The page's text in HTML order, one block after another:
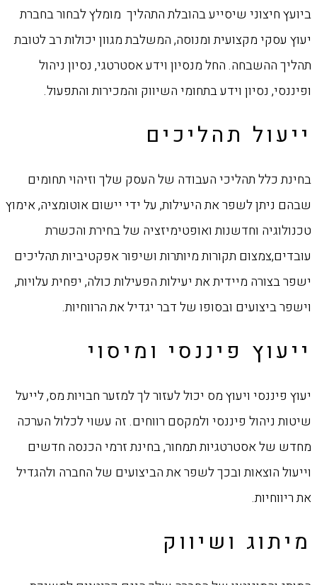
ביועץ חיצוני שיסייע בהובלת התהליך מומלץ לבחור בחברת
יעוץ עסקי מקצועית ומנוסה, המשלבת מגוון יכולות רב לטובת
תהליך ההשבחה. החל מנסיון וידע אסטרטגי, נסיון ניהול
ופיננסי, נסיון וידע בתחומי השיווק והמכירות והתפעול.
ייעול תהליכים
בחינת כלל תהליכי העבודה של העסק שלך וזיהוי תחומים
שבהם ניתן לשפר את היעילות, על ידי יישום אוטומציה, אימוץ
טכנולוגיה וחדשנות ואופטימיזציה של בחירת והכשרת
עובדים,צמצום תקורות מיותרות ושיפור אפקטיביות תהליכים
ישפר בצורה מיידית את יעילות הפעילות כולה, יפחית עלויות,
וישפר ביצועים ובסופו של דבר יגדיל את הרווחיות.
ייעוץ פיננסי ומיסוי
יעוץ פיננסי ויעוץ מס יכול לעזור לך למזער חבויות מס, לייעל
שיטות ניהול פיננסי ולמקסם רווחים. זה עשוי לכלול הערכה
מחדש של אסטרטגיות תמחור, בחינת זרמי הכנסה חדשים
וייעול הוצאות ובכך לשפר את הביצועים של החברה ולהגדיל
את ריווחיות.
מיתוג ושיווק